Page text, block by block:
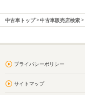
中古車トップ 中古車販売店検索
プライバシーポリシー
サイトマップ